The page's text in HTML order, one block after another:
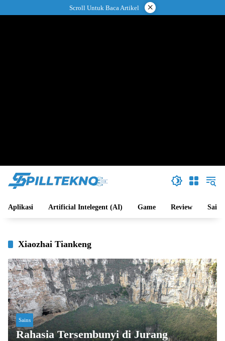
ke
Scroll Untuk Baca Artikel ×
Aplikasi Artificial Intelegent (AI) Game Review Sains
Xiaozhai Tiankeng
Sains
Rahasia Tersembunyi di Jurang